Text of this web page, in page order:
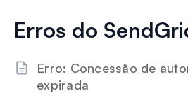
Erros do
Erro: Concessão de
expirada